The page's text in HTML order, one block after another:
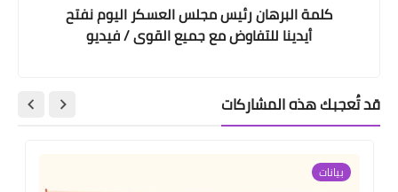
كلمة البرهان رئيس مجلس العسكر اليوم نفتح
أيدينا للتفاوض مع جميع القوى / فيديو
قد تُعجبك هذه المشاركات
بيانات